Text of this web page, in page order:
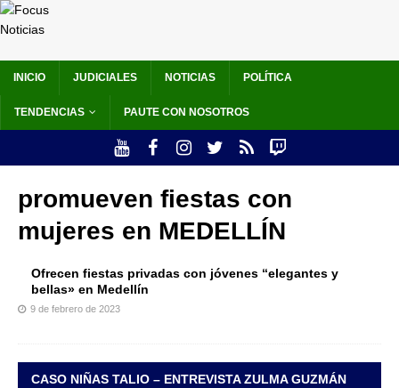
INICIO JUDICIALES NOTICIAS POLÍTICA
TENDENCIAS PAUTE CON NOSOTROS
promueven fiestas con
mujeres en MEDELLÍN
Ofrecen fiestas privadas con jóvenes “elegantes y
bellas» en Medellín
9 de febrero de 2023
CASO NIÑAS TALIO – ENTREVISTA ZULMA GUZMÁN